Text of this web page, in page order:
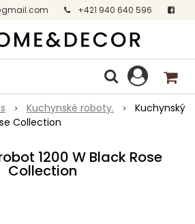
+421 940 640 596
Facebook
Kuchynské roboty.
Kuchynský
Collection
1200 W Black Rose
Collection